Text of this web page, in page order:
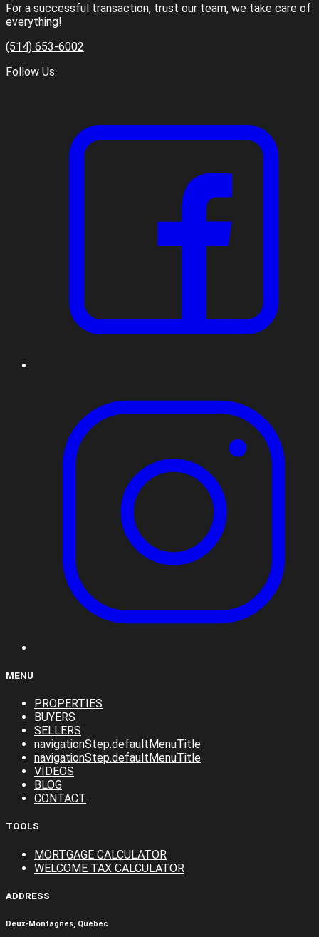
For a successful transaction, trust our team, we take care of
everything!
(514) 653-6002
Follow Us:
MENU
PROPERTIES
BUYERS
SELLERS
navigationStep.defaultMenuTitle
navigationStep.defaultMenuTitle
VIDEOS
BLOG
CONTACT
TOOLS
MORTGAGE CALCULATOR
WELCOME TAX CALCULATOR
ADDRESS
Deux-Montagnes, Québec